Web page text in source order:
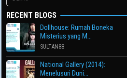
untuk:
RECENT BLOGS
Dollhouse: Rumah Boneka
Misterius yang M…
SULTAN88
National Gallery (2014):
Menelusuri Duni…